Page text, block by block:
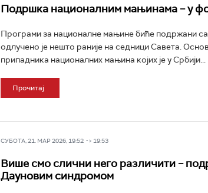
Подршка националним мањинама – у
Програми за националне мањине биће подржани
одлучено је нешто раније на седници Савета.
припадника националних мањина којих је у Србији...
Прочитај
СУБОТА, 21. МАР 2026, 19:52 -> 19:53
Више смо слични него различити –
Дауновим синдромом